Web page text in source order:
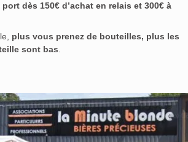
dès 150€ d’achat en relais et 300€ à
plus vous prenez de bouteilles, plus les
sont bas.